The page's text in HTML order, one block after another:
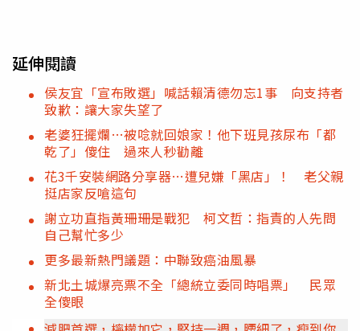
延伸閱讀
侯友宜「宣布敗選」喊話賴清德勿忘1事 向支持者
致歉：讓大家失望了
老婆狂擺爛…被唸就回娘家！他下班見孩尿布「都
乾了」傻住 過來人秒勸離
花3千安裝網路分享器…遭兒嫌「黑店」！ 老父親
挺店家反嗆這句
謝立功直指黃珊珊是戰犯 柯文哲：指責的人先問
自己幫忙多少
更多最新熱門議題：中聯致癌油風暴
新北土城爆亮票不全「總統立委同時唱票」 民眾
全傻眼